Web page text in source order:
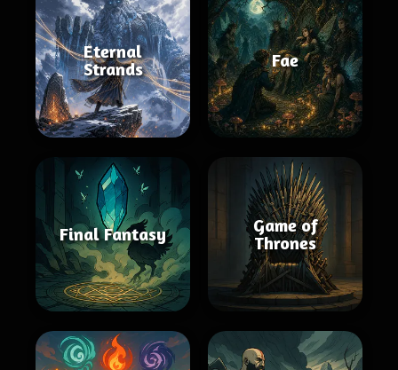
Eternal
Strands
Fae
Final Fantasy
Game of
Thrones